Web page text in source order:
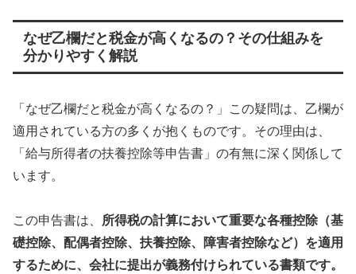
なぜ乙欄だと税金が高くなるの？その仕組みを
分かりやすく解説
「なぜ乙欄だと税金が高くなるの？」この疑問は、乙欄が
適用されている方の多くが抱くものです。その理由は、
「給与所得者の扶養控除等申告書」の有無に深く関係して
います。
この申告書は、
所得税の計算において重要な各種控除（基
礎控除、配偶者控除、扶養控除、障害者控除など）を適用
するために、会社に提出が義務付けられている書類です。